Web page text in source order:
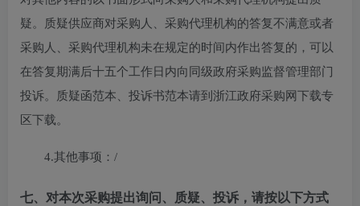
疑。质疑供应商对采购人、采购代理机构的答复不满意或者
采购人、采购代理机构未在规定的时间内作出答复的，可以
在答复期满后十五个工作日内向同级政府采购监督管理部门
投诉。质疑函范本、投诉书范本请到浙江政府采购网下载专
区下载。
4.其他事项： /
七、对本次采购提出询问、质疑、投诉，请按以下方式